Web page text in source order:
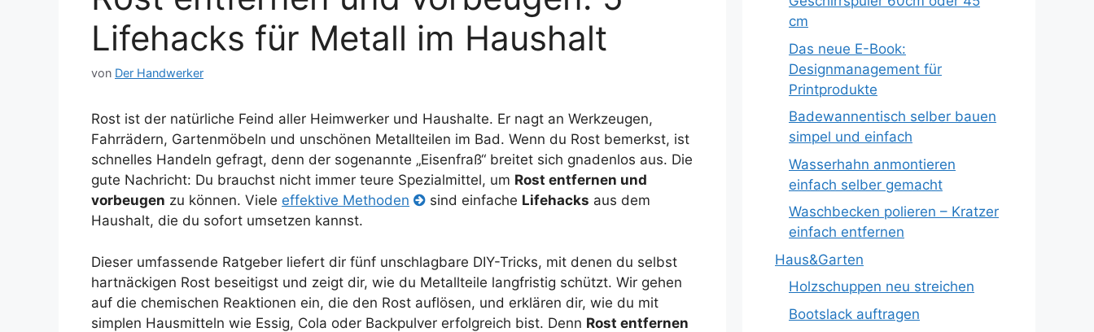
Lifehacks für Metall im Haushalt
von Der Handwerker
Rost ist der natürliche Feind aller Heimwerker und Haushalte. Er nagt an Werkzeugen,
Fahrrädern, Gartenmöbeln und unschönen Metallteilen im Bad. Wenn du Rost bemerkst, ist
schnelles Handeln gefragt, denn der sogenannte „Eisenfraß“ breitet sich gnadenlos aus. Die
gute Nachricht: Du brauchst nicht immer teure Spezialmittel, um Rost entfernen und
vorbeugen zu können. Viele effektive Methoden sind einfache Lifehacks aus dem
Haushalt, die du sofort umsetzen kannst.
Dieser umfassende Ratgeber liefert dir fünf unschlagbare DIY-Tricks, mit denen du selbst
hartnäckigen Rost beseitigst und zeigt dir, wie du Metallteile langfristig schützt. Wir gehen
auf die chemischen Reaktionen ein, die den Rost auflösen, und erklären dir, wie du mit
simplen Hausmitteln wie Essig, Cola oder Backpulver erfolgreich bist. Denn Rost entfernen
cm
Das neue E-Book:
Designmanagement für
Printprodukte
Badewannentisch selber bauen
simpel und einfach
Wasserhahn anmontieren
einfach selber gemacht
Waschbecken polieren – Kratzer
einfach entfernen
Haus&Garten
Holzschuppen neu streichen
Bootslack auftragen